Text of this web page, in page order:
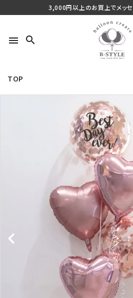
3,000円以上のお買上でメッ
menu search
最近チェックした商品
ご利用シーンから探す
商品タイプから探す
価格から探す
コンテンツ
ACCOUNT MENU
TOP